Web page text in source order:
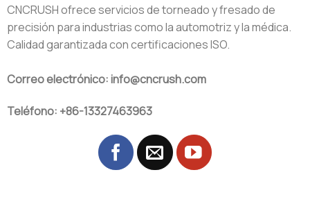
CNCRUSH ofrece servicios de torneado y fresado de
precisión para industrias como la automotriz y la médica.
Calidad garantizada con certificaciones ISO.
Correo electrónico: info@cncrush.com
Teléfono: +86-13327463963